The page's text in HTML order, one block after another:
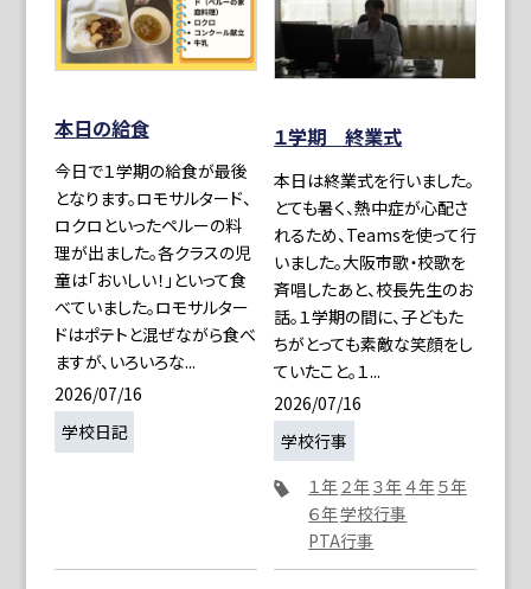
本日の給食
今日で１学期の給食が最後
となります。ロモサルタード、
ロクロといったペルーの料
理が出ました。各クラスの児
童は「おいしい！」といって食
べていました。ロモサルター
ドはポテトと混ぜながら食べ
ますが、いろいろな...
2026/07/16
学校日記
１学期 終業式
本日は終業式を行いました。
とても暑く、熱中症が心配さ
れるため、Teamsを使って行
いました。大阪市歌・校歌を
斉唱したあと、校長先生のお
話。１学期の間に、子どもた
ちがとっても素敵な笑顔をし
ていたこと。１...
2026/07/16
学校行事
１年２年３年４年５年
６年学校行事
PTA行事